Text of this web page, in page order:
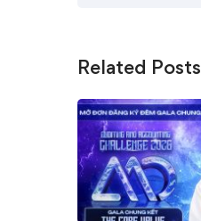
Related Posts